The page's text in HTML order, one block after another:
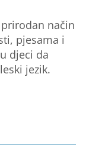
način
pjesama i
djeci da
jezik.